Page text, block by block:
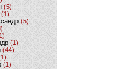
(5)
(1)
(5)
(1)
(44)
(1)